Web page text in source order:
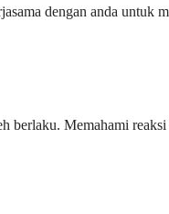
dengan anda untuk
berlaku. Memahami